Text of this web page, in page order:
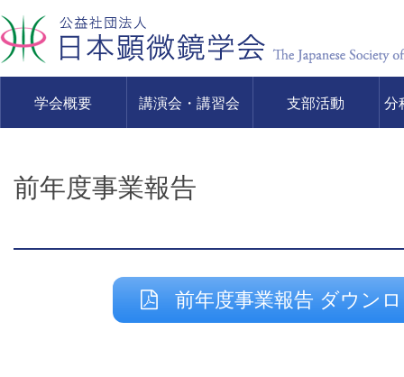
学会概要 講演会・講習会 支部活動 分
前年度事業報告
前年度事業報告 ダウン